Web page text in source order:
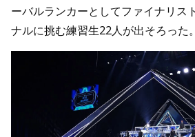
ーバルランカーとしてファイナリス
ナルに挑む練習生22人が出そろった。